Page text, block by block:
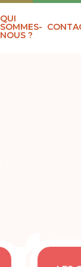
QUI
SOMMES-
NOUS ?